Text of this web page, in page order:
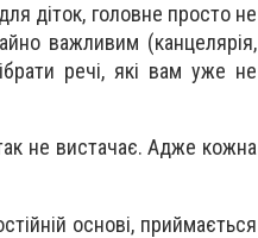
діток, головне просто не
важливим (канцелярія,
речі, які вам уже не
не вистачає. Адже кожна
основі, приймається